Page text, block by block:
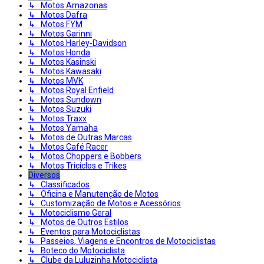
↳ Motos Amazonas
↳ Motos Dafra
↳ Motos FYM
↳ Motos Garinni
↳ Motos Harley-Davidson
↳ Motos Honda
↳ Motos Kasinski
↳ Motos Kawasaki
↳ Motos MVK
↳ Motos Royal Enfield
↳ Motos Sundown
↳ Motos Suzuki
↳ Motos Traxx
↳ Motos Yamaha
↳ Motos de Outras Marcas
↳ Motos Café Racer
↳ Motos Choppers e Bobbers
↳ Motos Triciclos e Trikes
Diversos
↳ Classificados
↳ Oficina e Manutenção de Motos
↳ Customização de Motos e Acessórios
↳ Motociclismo Geral
↳ Motos de Outros Estilos
↳ Eventos para Motociclistas
↳ Passeios, Viagens e Encontros de Motociclistas
↳ Boteco do Motociclista
↳ Clube da Luluzinha Motociclista